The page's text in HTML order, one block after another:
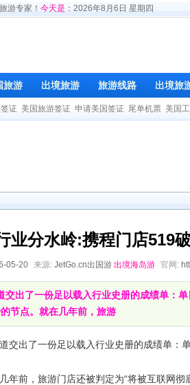
游专家！ 今天是： 2026年8月6日 星期四
旅游 出境旅游 旅游线路 出境旅
证 美国旅游签证 申请美国签证 尾单机票 美国
业分水岭:携程门店519
05-20 来源: JetGo.cn出国游 出境海岛游 官网:
交出了一份足以载入行业史册的成绩单：
节点。就在几年前，旅游
出了一份足以载入行业史册的成绩单：
前，旅游门店还被判定为“将被互联网彻